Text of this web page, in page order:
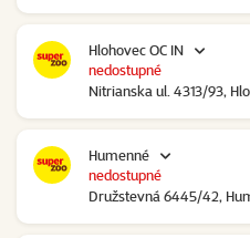
Hlohovec OC IN
Nitrianska ul. 4313/93,
nedostupné
Humenné
Družstevná 6445/42,
nedostupné